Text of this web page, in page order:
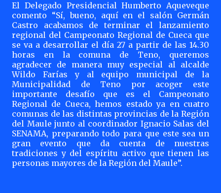
El Delegado Presidencial Humberto Aqueveque
comento “Sí, bueno, aquí en el salón Germán
Castro acabamos de terminar el lanzamiento
regional del Campeonato Regional de Cueca que
se va a desarrollar el día 27 a partir de las 14.30
horas en la comuna de Teno, queremos
agradecer de manera muy especial al alcalde
Wildo Farías y al equipo municipal de la
Municipalidad de Teno por acoger este
importante desafío que es el Campeonato
Regional de Cueca, hemos estado ya en cuatro
comunas de las distintas provincias de la Región
del Maule junto al coordinador Ignacio Salas del
SENAMA, preparando todo para que este sea un
gran evento que da cuenta de nuestras
tradiciones y del espíritu activo que tienen las
personas mayores de la Región del Maule”.